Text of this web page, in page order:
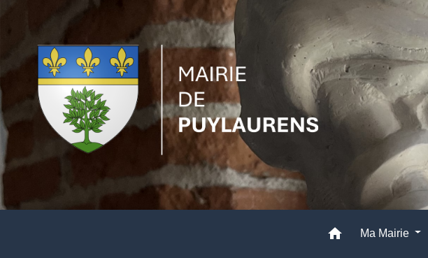
home Ma Mairie